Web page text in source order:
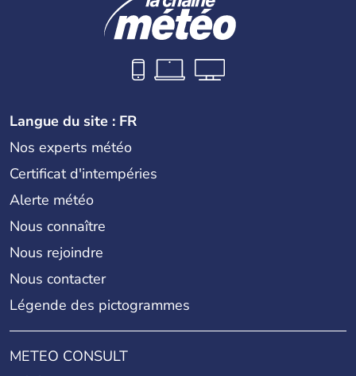
Langue du site : FR
Nos experts météo
Certificat d'intempéries
Alerte météo
Nous connaître
Nous rejoindre
Nous contacter
Légende des pictogrammes
METEO CONSULT